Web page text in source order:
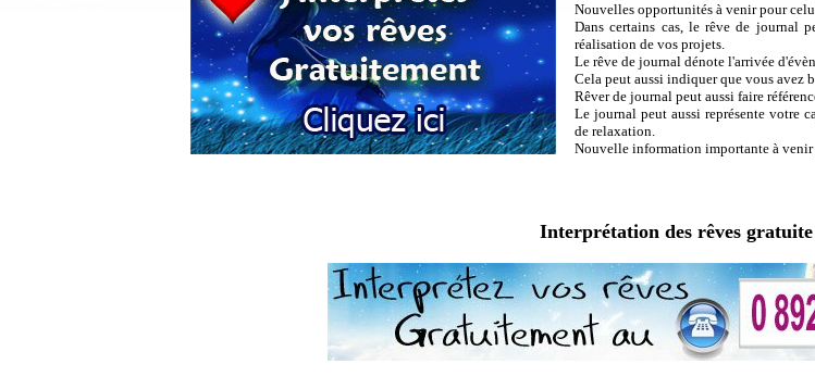
Nouvelles opportunités à venir pour
Dans certains cas, le rêve de journal
réalisation de vos projets.
Le rêve de journal dénote l'arrivée
Cela peut aussi indiquer que vous avez
Rêver de journal peut aussi faire
Le journal peut aussi représente votre
de relaxation.
Nouvelle information importante à
Interprétation des rêves